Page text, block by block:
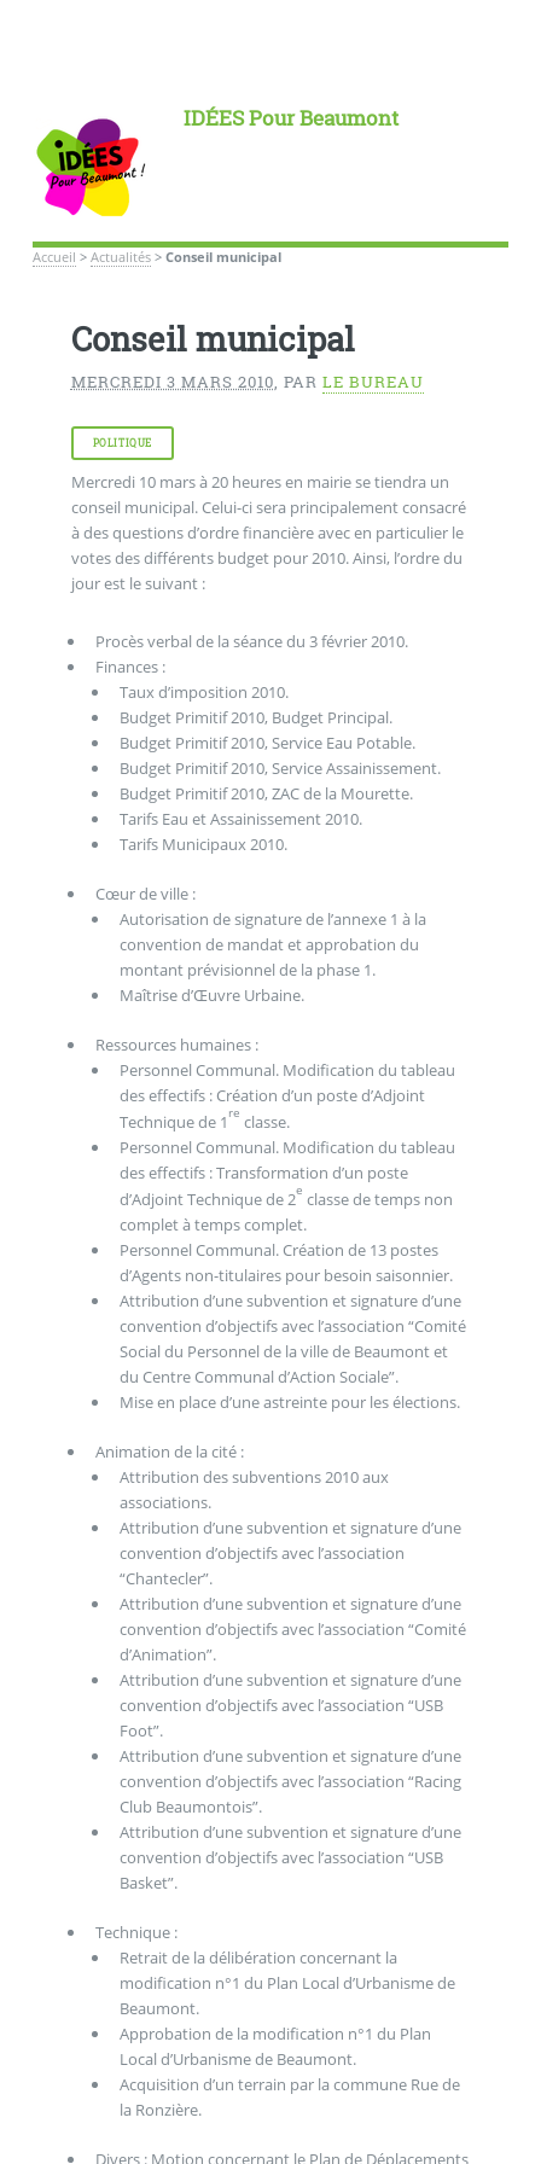
IDÉES Pour Beaumont
Accueil > Actualités> Conseil municipal
Conseil municipal
MERCREDI 3 MARS 2010, PAR LE BUREAU
POLITIQUE
Mercredi 10 mars à 20 heures en mairie se tiendra un
conseil municipal. Celui-ci sera principalement consacré
à des questions d’ordre financière avec en particulier le
votes des différents budget pour 2010. Ainsi, l’ordre du
jour est le suivant :
Procès verbal de la séance du 3 février 2010.
Finances :
Taux d’imposition 2010.
Budget Primitif 2010, Budget Principal.
Budget Primitif 2010, Service Eau Potable.
Budget Primitif 2010, Service Assainissement.
Budget Primitif 2010, ZAC de la Mourette.
Tarifs Eau et Assainissement 2010.
Tarifs Municipaux 2010.
Cœur de ville :
Autorisation de signature de l’annexe 1 à la
convention de mandat et approbation du
montant prévisionnel de la phase 1.
Maîtrise d’Œuvre Urbaine.
Ressources humaines :
Personnel Communal. Modification du tableau
des effectifs : Création d’un poste d’Adjoint
Technique de 1 re classe.
Personnel Communal. Modification du tableau
des effectifs : Transformation d’un poste
d’Adjoint Technique de 2e classe de temps non
complet à temps complet.
Personnel Communal. Création de 13 postes
d’Agents non-titulaires pour besoin saisonnier.
Attribution d’une subvention et signature d’une
convention d’objectifs avec l’association “Comité
Social du Personnel de la ville de Beaumont et
du Centre Communal d’Action Sociale”.
Mise en place d’une astreinte pour les élections.
Animation de la cité :
Attribution des subventions 2010 aux
associations.
Attribution d’une subvention et signature d’une
convention d’objectifs avec l’association
“Chantecler”.
Attribution d’une subvention et signature d’une
convention d’objectifs avec l’association “Comité
d’Animation”.
Attribution d’une subvention et signature d’une
convention d’objectifs avec l’association “USB
Foot”.
Attribution d’une subvention et signature d’une
convention d’objectifs avec l’association “Racing
Club Beaumontois”.
Attribution d’une subvention et signature d’une
convention d’objectifs avec l’association “USB
Basket”.
Technique :
Retrait de la délibération concernant la
modification n°1 du Plan Local d’Urbanisme de
Beaumont.
Approbation de la modification n°1 du Plan
Local d’Urbanisme de Beaumont.
Acquisition d’un terrain par la commune Rue de
la Ronzière.
Divers : Motion concernant le Plan de Déplacements